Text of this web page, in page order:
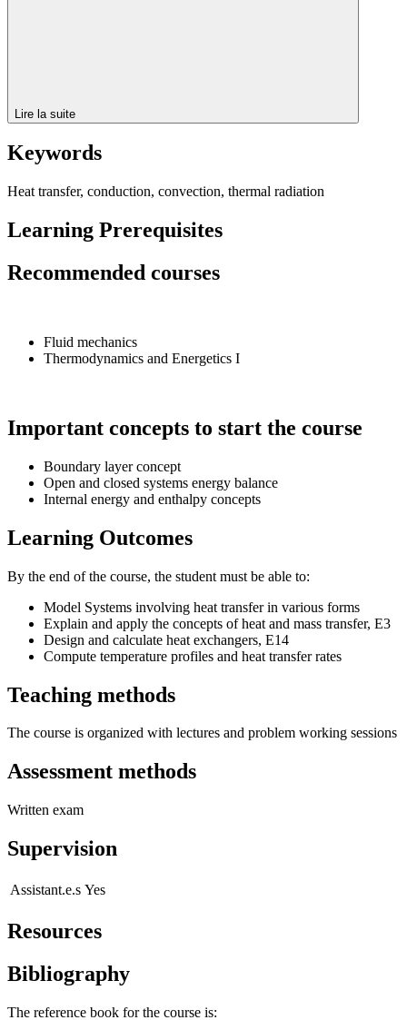
Lire la suite
Keywords
Heat transfer, conduction, convection, thermal radiation
Learning Prerequisites
Recommended courses
Fluid mechanics
Thermodynamics and Energetics I
Important concepts to start the course
Boundary layer concept
Open and closed systems energy balance
Internal energy and enthalpy concepts
Learning Outcomes
By the end of the course, the student must be able to:
Model Systems involving heat transfer in various forms
Explain and apply the concepts of heat and mass transfer, E3
Design and calculate heat exchangers, E14
Compute temperature profiles and heat transfer rates
Teaching methods
The course is organized with lectures and problem working sessions
Assessment methods
Written exam
Supervision
Assistant.e.s Yes
Resources
Bibliography
The reference book for the course is: